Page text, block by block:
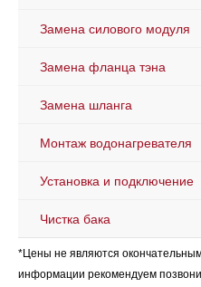
Замена силового модуля
Замена фланца тэна
Замена шланга
Монтаж водонагревателя
Установка и подключение
Чистка бака
*Цены не являются
информации рекомендуем